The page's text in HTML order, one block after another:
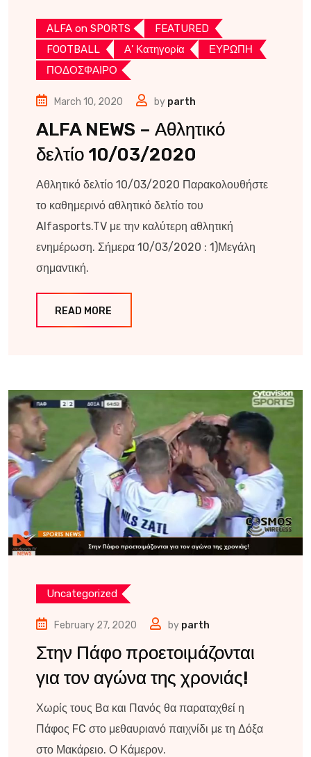
ALFA on SPORTS
FEATURED
FOOTBALL
Α’ Κατηγορία
ΕΥΡΩΠΗ
ΠΟΔΟΣΦΑΙΡΟ
March 10, 2020 by parth
ALFA NEWS – Αθλητικό
δελτίο 10/03/2020
Αθλητικό δελτίο 10/03/2020 Παρακολουθήστε
το καθημερινό αθλητικό δελτίο του
Alfasports.TV με την καλύτερη αθλητική
ενημέρωση. Σήμερα 10/03/2020 : 1)Μεγάλη
σημαντική.
READ MORE
Uncategorized
February 27, 2020 by parth
Στην Πάφο προετοιμάζονται
για τον αγώνα της χρονιάς!
Χωρίς τους Βα και Πανός θα παραταχθεί η
Πάφος FC στο μεθαυριανό παιχνίδι με τη Δόξα
στο Μακάρειο. Ο Κάμερον.